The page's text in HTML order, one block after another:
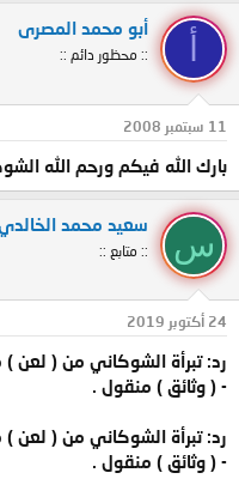
أبو محمد المصرى
:: محظور دائم ::
11 سبتمبر 2008
بارك الله فيكم ورحم الله
س
سعيد محمد
:: متابع ::
24 أكتوبر 2019
رد: تبرأة الشوكاني من ( لعن
- ( وثائق ) منقول .
رد: تبرأة الشوكاني من ( لعن
- ( وثائق ) منقول .